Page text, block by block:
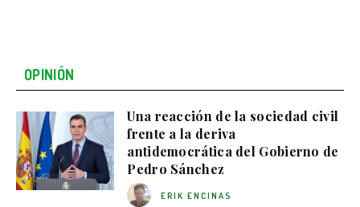
OPINIÓN
Una reacción de la sociedad civil
frente a la deriva
antidemocrática del Gobierno de
Pedro Sánchez
ERIK ENCINAS